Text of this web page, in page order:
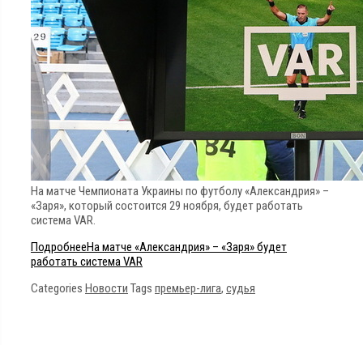
На матче Чемпионата Украины по футболу «Александрия» –
«Заря», который состоится 29 ноября, будет работать
система VAR.
ПодробнееНа матче «Александрия» – «Заря» будет
работать система VAR
Categories Новости Tags премьер-лига, судья